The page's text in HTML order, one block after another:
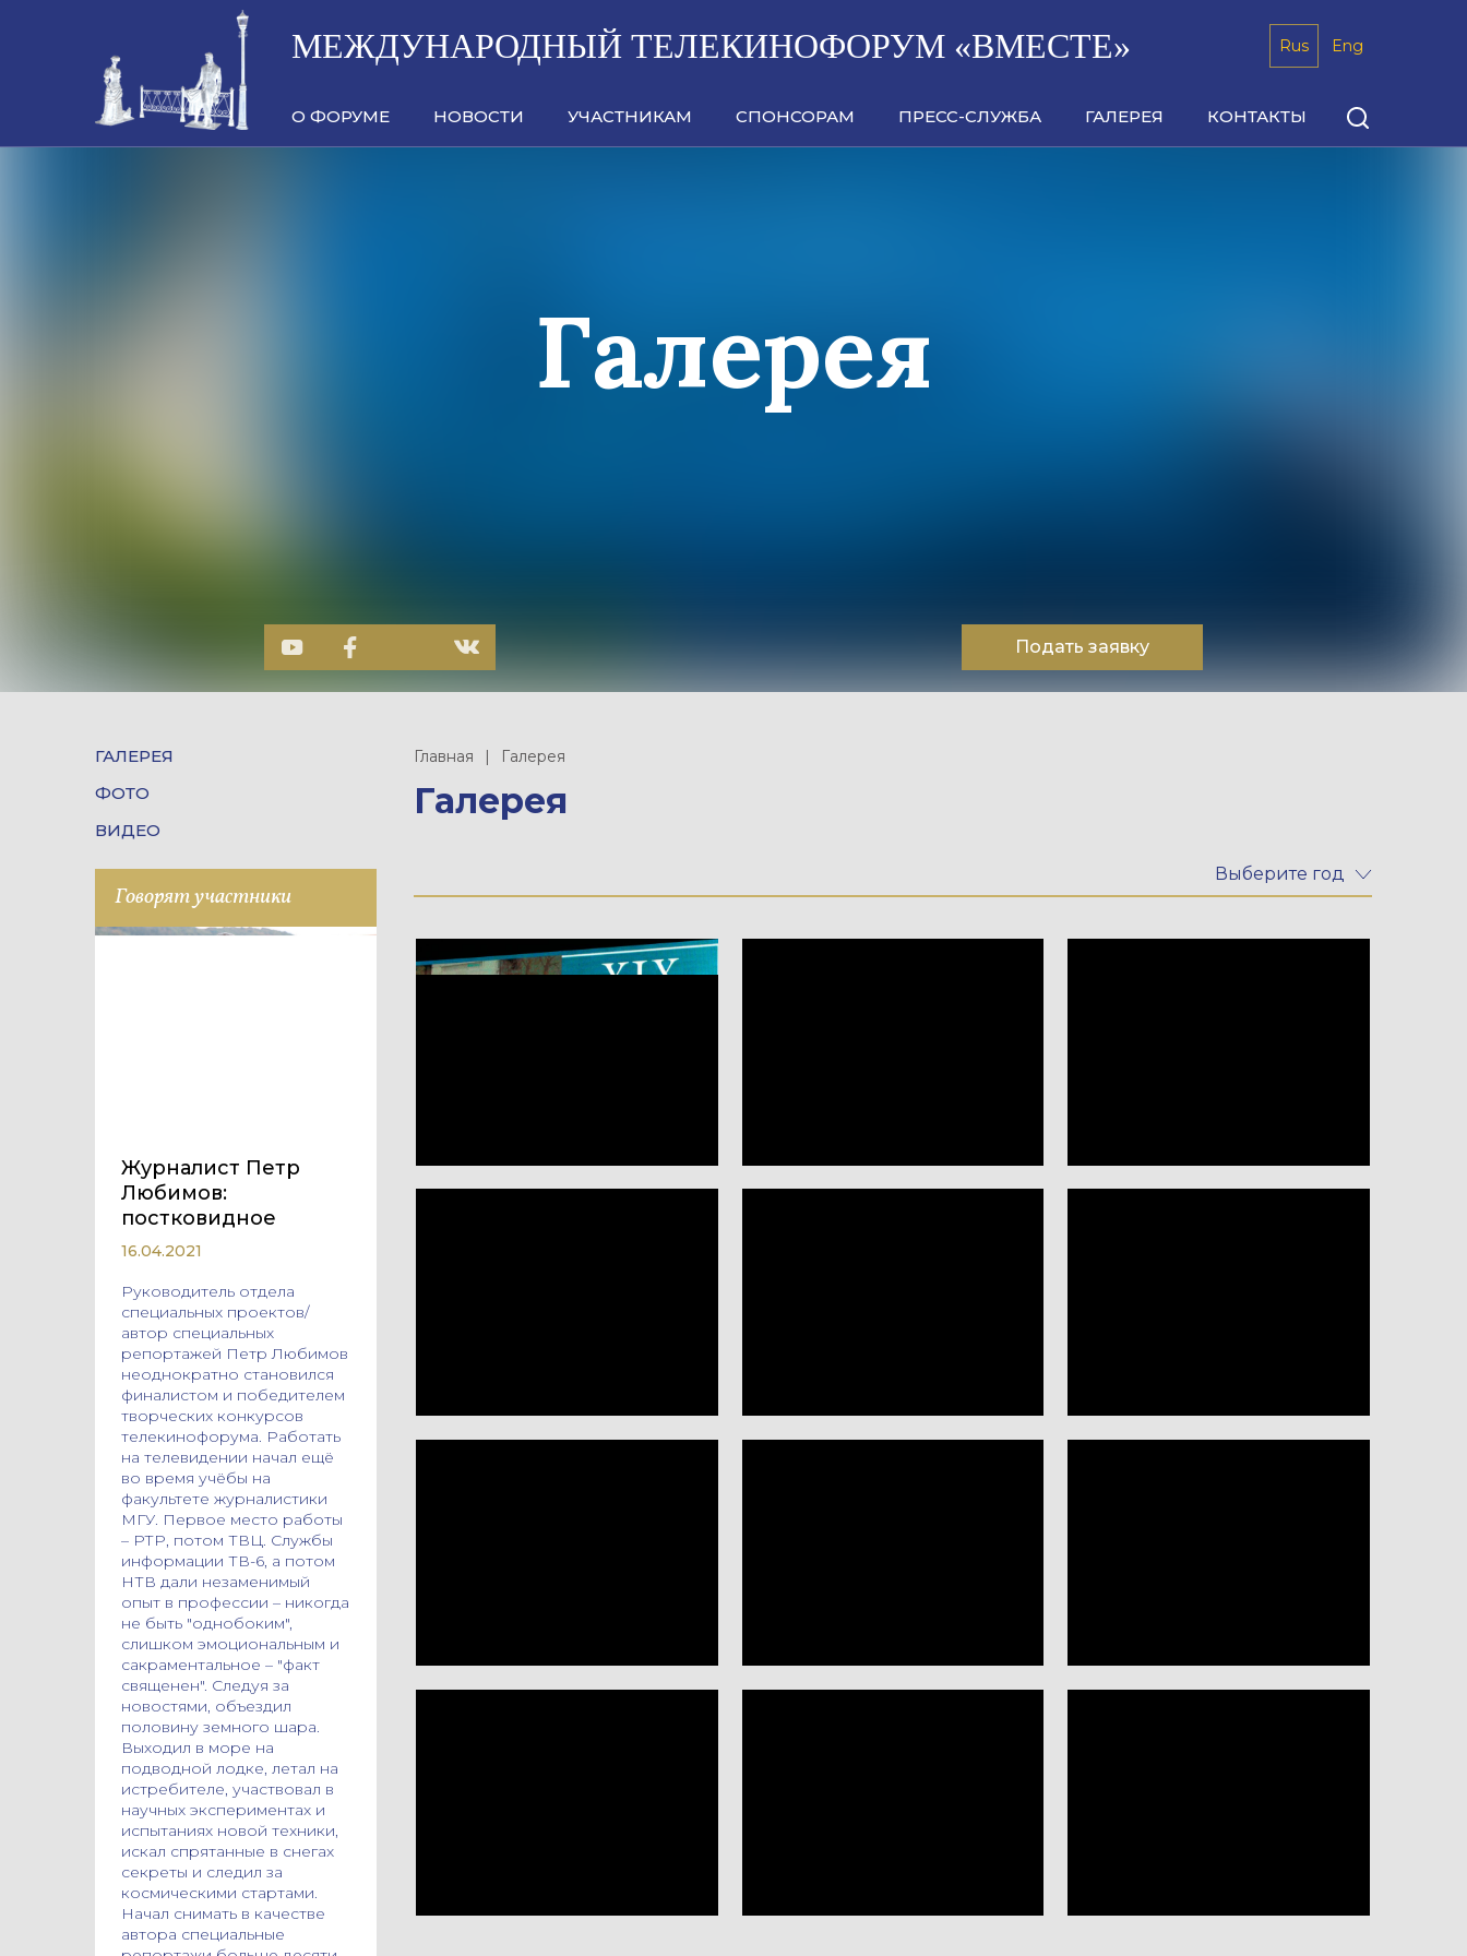
МЕЖДУНАРОДНЫЙ ТЕЛЕКИНОФОРУМ «ВМЕСТЕ» Rus Eng
О ФОРУМЕ НОВОСТИ УЧАСТНИКАМ СПОНСОРАМ ПРЕСС-СЛУЖБА ГАЛЕРЕЯ КОНТАКТЫ
Галерея
Подать заявку
Главная Галерея
Галерея
Выберите год
ГАЛЕРЕЯ
ФОТО
ВИДЕО
Говорят участники
Журналист Петр
Любимов:
постковидное
16.04.2021
Руководитель отдела
специальных проектов/
автор специальных
репортажей Петр Любимов
неоднократно становился
финалистом и победителем
творческих конкурсов
телекинофорума. Работать
на телевидении начал ещё
во время учёбы на
факультете журналистики
МГУ. Первое место работы
– РТР, потом ТВЦ. Службы
информации ТВ-6, а потом
НТВ дали незаменимый
опыт в профессии – никогда
не быть "однобоким",
слишком эмоциональным и
сакраментальное – "факт
священен". Следуя за
новостями, объездил
половину земного шара.
Выходил в море на
подводной лодке, летал на
истребителе, участвовал в
научных экспериментах и
испытаниях новой техники,
искал спрятанные в снегах
секреты и следил за
космическими стартами.
Начал снимать в качестве
автора специальные